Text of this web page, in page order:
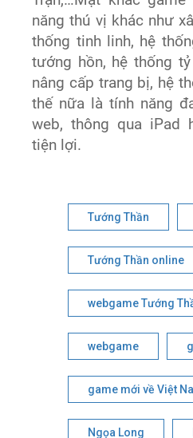
năng thú vị khác như
thống tinh linh, hệ
tướng hồn, hệ thống
nâng cấp trang bị, hệ
thế nữa là tính năng
web, thông qua iPad
tiện lợi.
Tướng Thần
Tướng Thần online
webgame Tướng
webgame
game mới về Việt
Ngọa Long